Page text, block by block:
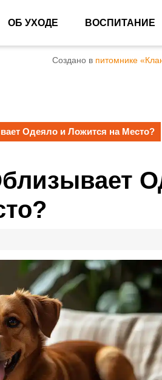
ОБ УХОДЕ ВОСПИТАНИЕ
Создано в питомнике
Одеяло и Ложится на Место?